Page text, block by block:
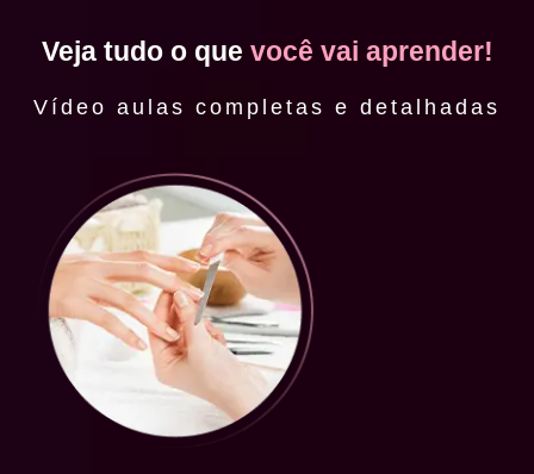
Veja tudo o que você vai aprender!
Vídeo aulas completas e detalhadas